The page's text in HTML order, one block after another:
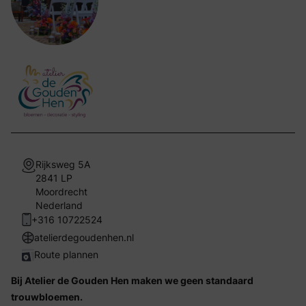
Rijksweg 5A
2841 LP
Moordrecht
Nederland
+316 10722524
atelierdegoudenhen.nl
Route plannen
Bij Atelier de Gouden Hen maken we geen standaard
trouwbloemen.